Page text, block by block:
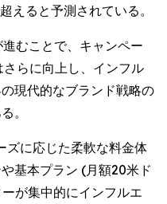
えると予測されている。
むことで、キャンペー
らに向上し、インフル
現代的なブランド戦略の
。
ズに応じた柔軟な料金体
基本プラン (月額20米ド
が集中的にインフルエ